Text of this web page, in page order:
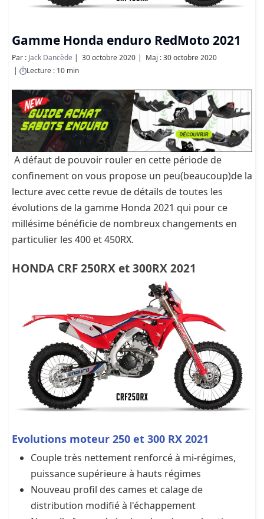
Gamme Honda enduro RedMoto 2021
Par : Jack Dancède 30 octobre 2020
Maj : 30 octobre 2020
Lecture : 10 min
A défaut de pouvoir rouler en cette période de
confinement on vous propose un peu(beaucoup)de la
lecture avec cette revue de détails de toutes les
évolutions de la gamme Honda 2021 qui pour ce
millésime bénéficie de nombreux changements en
particulier les 400 et 450RX.
HONDA CRF 250RX et 300RX 2021
Evolutions moteur 250 et 300 RX 2021
Couple très nettement renforcé à mi-régimes,
puissance supérieure à hauts régimes
Nouveau profil des cames et calage de
distribution modifié à l'échappement